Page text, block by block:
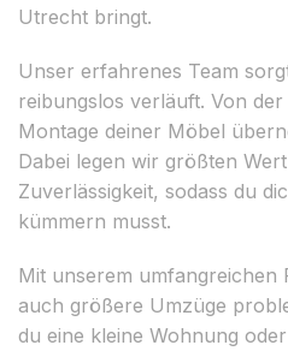
Utrecht bringt.
Unser erfahrenes Team
reibungslos verläuft. Von
Montage deiner Möbel
Dabei legen wir größten
Zuverlässigkeit, sodass du
kümmern musst.
Mit unserem
auch größere Umzüge
du eine kleine Wohnung